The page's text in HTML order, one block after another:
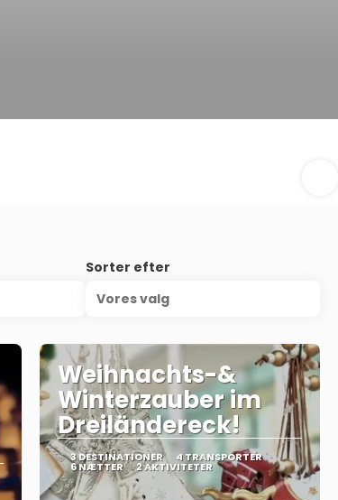
Sorter efter
Vores valg
Weihnachts-&
Winterzauber im
Dreiländereck!
3 DESTINATIONER 4 TRANSPORTER
6 NÆTTER 2 AKTIVITETER